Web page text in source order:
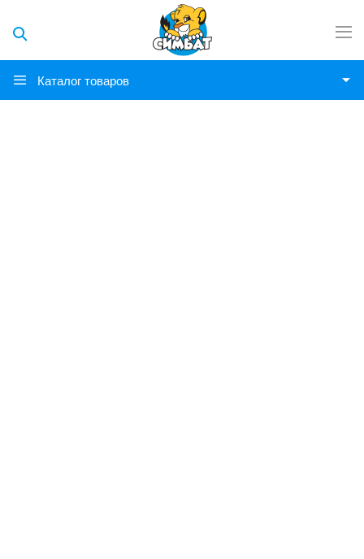
Каталог товаров